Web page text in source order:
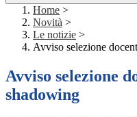
Home >
Novità >
Le notizie >
Avviso selezione
Avviso selezione
shadowing